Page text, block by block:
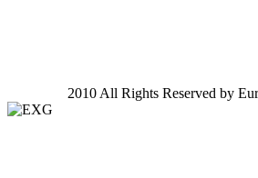
2010 All Rights Reserved by